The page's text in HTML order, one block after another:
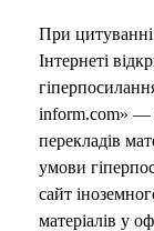
При цитуванні
Інтернеті
inform.com» —
перекладів
умови
сайт
матеріалів у